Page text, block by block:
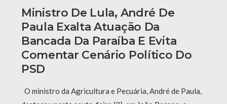
Ministro De Lula, André De
Paula Exalta Atuação Da
Bancada Da Paraíba E Evita
Comentar Cenário Político Do
PSD
O ministro da Agricultura e Pecuária, André de Paula,